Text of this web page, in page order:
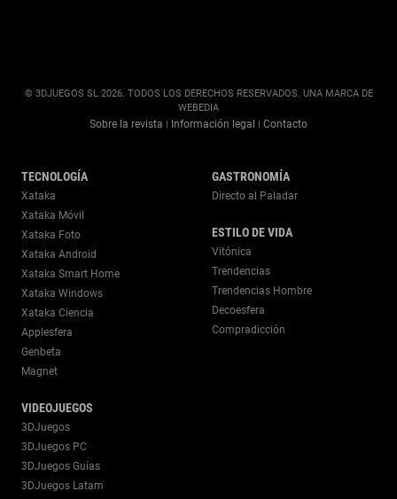
© 3DJUEGOS SL 2026. TODOS LOS DERECHOS RESERVADOS. UNA MARCA DE
WEBEDIA
Sobre la revista | Información legal | Contacto
TECNOLOGÍA
Xataka
Xataka Móvil
Xataka Foto
Xataka Android
Xataka Smart Home
Xataka Windows
Xataka Ciencia
Applesfera
Genbeta
Magnet
VIDEOJUEGOS
3DJuegos
3DJuegos PC
3DJuegos Guías
3DJuegos Latam
GASTRONOMÍA
Directo al Paladar
ESTILO DE VIDA
Vitónica
Trendencias
Trendencias Hombre
Decoesfera
Compradicción